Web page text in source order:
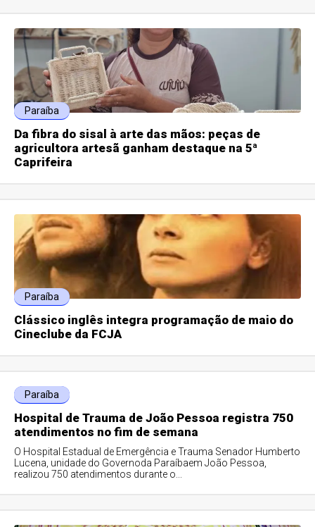
Paraíba
Da fibra do sisal à arte das mãos: peças de
agricultora artesã ganham destaque na 5ª
Caprifeira
Paraíba
Clássico inglês integra programação de maio do
Cineclube da FCJA
Paraíba
Hospital de Trauma de João Pessoa registra 750
atendimentos no fim de semana
O Hospital Estadual de Emergência e Trauma Senador Humberto
Lucena, unidade do Governoda Paraíbaem João Pessoa,
realizou 750 atendimentos durante o...